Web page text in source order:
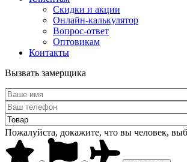
Скидки и акции
Онлайн-калькулятор
Вопрос-ответ
Оптовикам
Контакты
Вызвать замерщика
Пожалуйста, докажите, что вы человек,